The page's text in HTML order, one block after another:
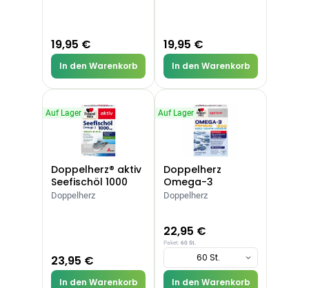
19,95 €
In den Warenkorb
19,95 €
In den Warenkorb
Auf Lager
Doppelherz® aktiv
Seefischöl 1000
mg
Doppelherz
23,95 €
In den Warenkorb
Auf Lager
Doppelherz
Omega-3
Premium 1500
Doppelherz
22,95 €
Paket: 60 St.
60 St.
In den Warenkorb